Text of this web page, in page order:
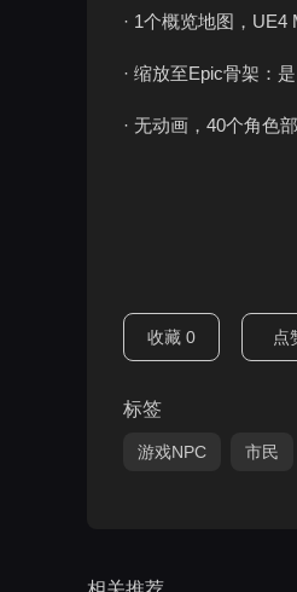
· 1个概览地图，UE4
· 缩放至Epic骨架：
· 无动画，40个角色
收藏 0 点
标签
游戏NPC 市民